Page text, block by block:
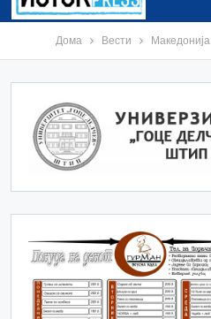
Дома Вести Македонија